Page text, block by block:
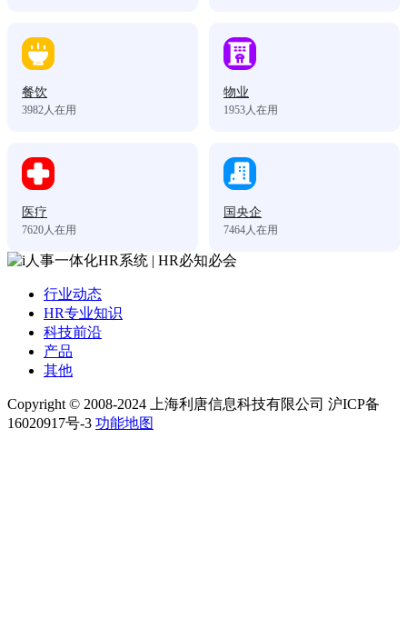
餐饮
3982人在用
物业
1953人在用
医疗
7620人在用
国央企
7464人在用
行业动态
HR专业知识
科技前沿
产品
其他
Copyright © 2008-2024 上海利唐信息科技有限公司 沪ICP备
16020917号-3 功能地图